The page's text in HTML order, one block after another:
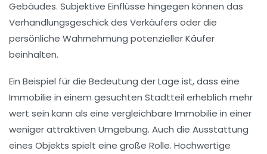
Gebäudes. Subjektive Einflüsse hingegen können das
Verhandlungsgeschick des Verkäufers oder die
persönliche Wahrnehmung potenzieller Käufer
beinhalten.
Ein Beispiel für die Bedeutung derLage ist, dass eine
Immobilie in einem gesuchten Stadtteil erheblich mehr
wert sein kann als eine vergleichbare Immobilie in einer
weniger attraktiven Umgebung. Auch die Ausstattung
eines Objekts spielt eine große Rolle. Hochwertige